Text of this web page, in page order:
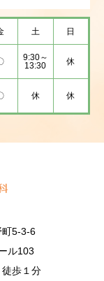
土 日
9:30～
13:30
休
休 休
町5-3-6
ル103
歩１分